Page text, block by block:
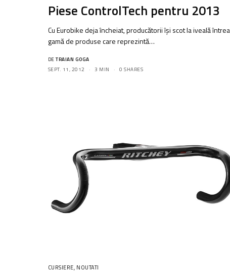
Piese ControlTech pentru 2013
Cu Eurobike deja încheiat, producătorii își scot la iveală
gamă de produse care reprezintă…
DE TRAIAN GOGA
SEPT. 11, 2012
3 MIN 0 SHARES
CURSIERE, NOUTATI